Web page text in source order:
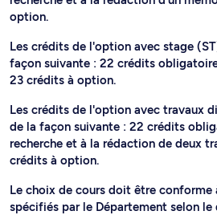
- l'option Intelligence artificielle
- l'option Biologie
- l'option Informatique théorique
- l'option Programmation et génie
- l'option Recherche
option.
Les crédits de l'option avec stage
façon suivante : 22 crédits
23 crédits à option.
Les crédits de l'option avec travaux
de la façon suivante : 22 crédits
recherche et à la rédaction de deux
crédits à option.
Le choix de cours doit être conforme
spécifiés par le Département selon le